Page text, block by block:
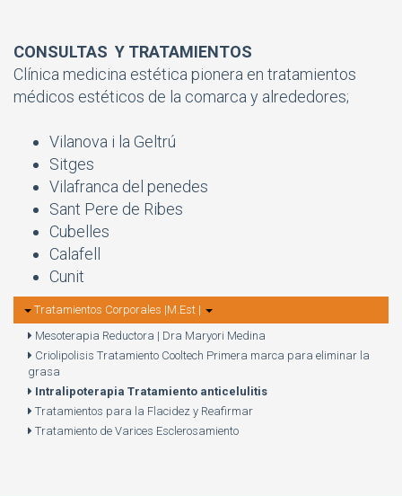
CONSULTAS Y TRATAMIENTOS
Clínica medicina estética pionera en tratamientos
médicos estéticos de la comarca y alrededores;
Vilanova i la Geltrú
Sitges
Vilafranca del penedes
Sant Pere de Ribes
Cubelles
Calafell
Cunit
Tratamientos Corporales |M.Est |
Mesoterapia Reductora | Dra Maryori Medina
Criolipolisis Tratamiento Cooltech Primera marca para eliminar la
grasa
Intralipoterapia Tratamiento anticelulitis
Tratamientos para la Flacidez y Reafirmar
Tratamiento de Varices Esclerosamiento